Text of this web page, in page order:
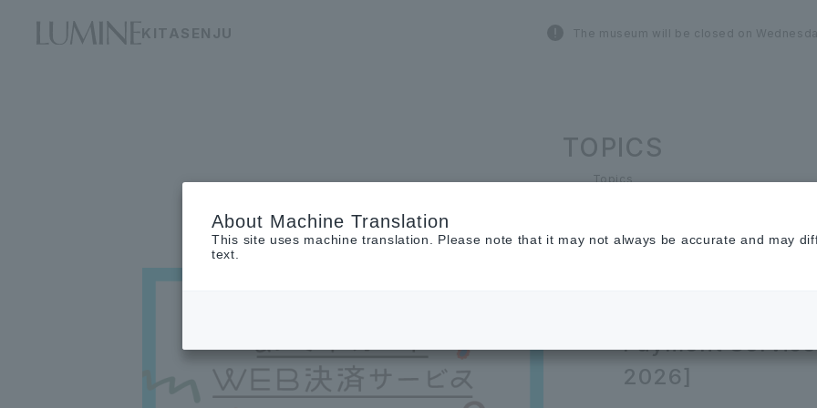
KITASENJU The museum will be closed on
TOPICS
Topics
Information on
Payment
2026]
About Machine Translation
This site uses machine translation. Please note that it may not always be accurate and may
text.